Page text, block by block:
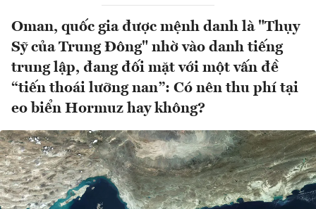
Oman, quốc gia được mệnh danh là "Thụy
Sỹ của Trung Đông" nhờ vào danh tiếng
trung lập, đang đối mặt với một vấn đề
“tiến thoái lưỡng nan”: Có nên thu phí tại
eo biển Hormuz hay không?